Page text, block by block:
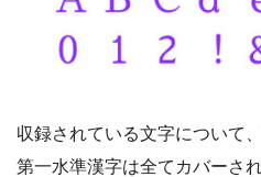
収録されている文字について
第一水準漢字は全てカバーさ